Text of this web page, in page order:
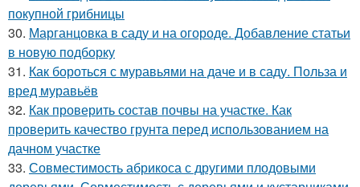
покупной грибницы
30. Марганцовка в саду и на огороде. Добавление статьи
в новую подборку
31. Как бороться с муравьями на даче и в саду. Польза и
вред муравьёв
32. Как проверить состав почвы на участке. Как
проверить качество грунта перед использованием на
дачном участке
33. Совместимость абрикоса с другими плодовыми